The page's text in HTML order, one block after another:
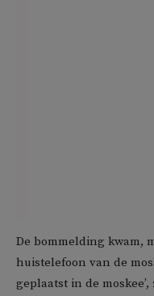
De bommelding kwam,
huistelefoon van de
geplaatst in de